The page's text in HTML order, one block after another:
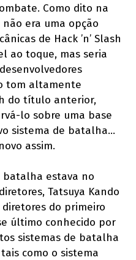
Como dito na
era uma opção
de Hack ’n’ Slash
ao toque, mas seria
tom altamente
do título anterior,
lo sobre uma base
sistema de batalha...
assim.
batalha estava no
Tatsuya Kando
do primeiro
último conhecido por
sistemas de batalha
tais como o sistema